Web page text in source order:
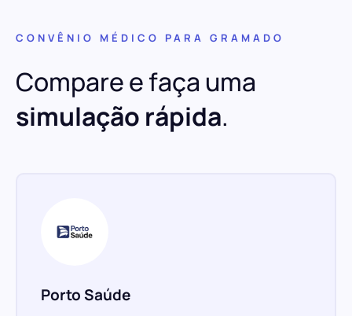
CONVÊNIO MÉDICO PARA GRAMADO
Compare e faça uma
simulação rápida.
Porto Saúde